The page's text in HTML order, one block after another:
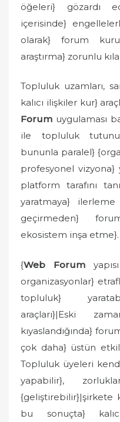
öğeleri} gözardı
içerisinde}
olarak} forum
araştırma} zorunlu
Topluluk uzamları,
kalıcı ilişkiler kur}
Forum uygulaması
ile topluluk
bununla paralel}
profesyonel vizyona}
platform tarafını
yaratmaya}
geçirmeden}
ekosistem inşa etme}.
{Web Forum
organizasyonlar}
topluluk}
araçları}|Eski
kıyaslandığında}
çok daha} üstün
Topluluk üyeleri
yapabilir},
{geliştirebilir}|şirkete
bu sonuçta}